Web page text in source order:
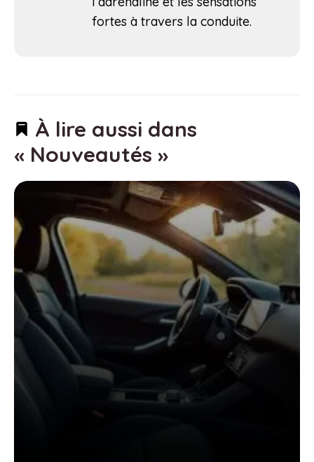
fortes à travers la conduite.
À lire aussi dans
« Nouveautés »